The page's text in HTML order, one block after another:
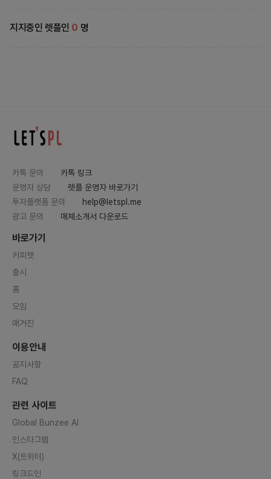
지지중인 렛플인 0 명
카톡 문의
카톡 링크
운영자 상담
렛플 운영자 바로가기
투자플랫폼 문의
help@letspl.me
광고 문의
매체소개서 다운로드
바로가기
커피챗
출시
홈
모임
매거진
이용안내
공지사항
FAQ
관련 사이트
Global Bunzee AI
인스타그램
X(트위터)
링크드인